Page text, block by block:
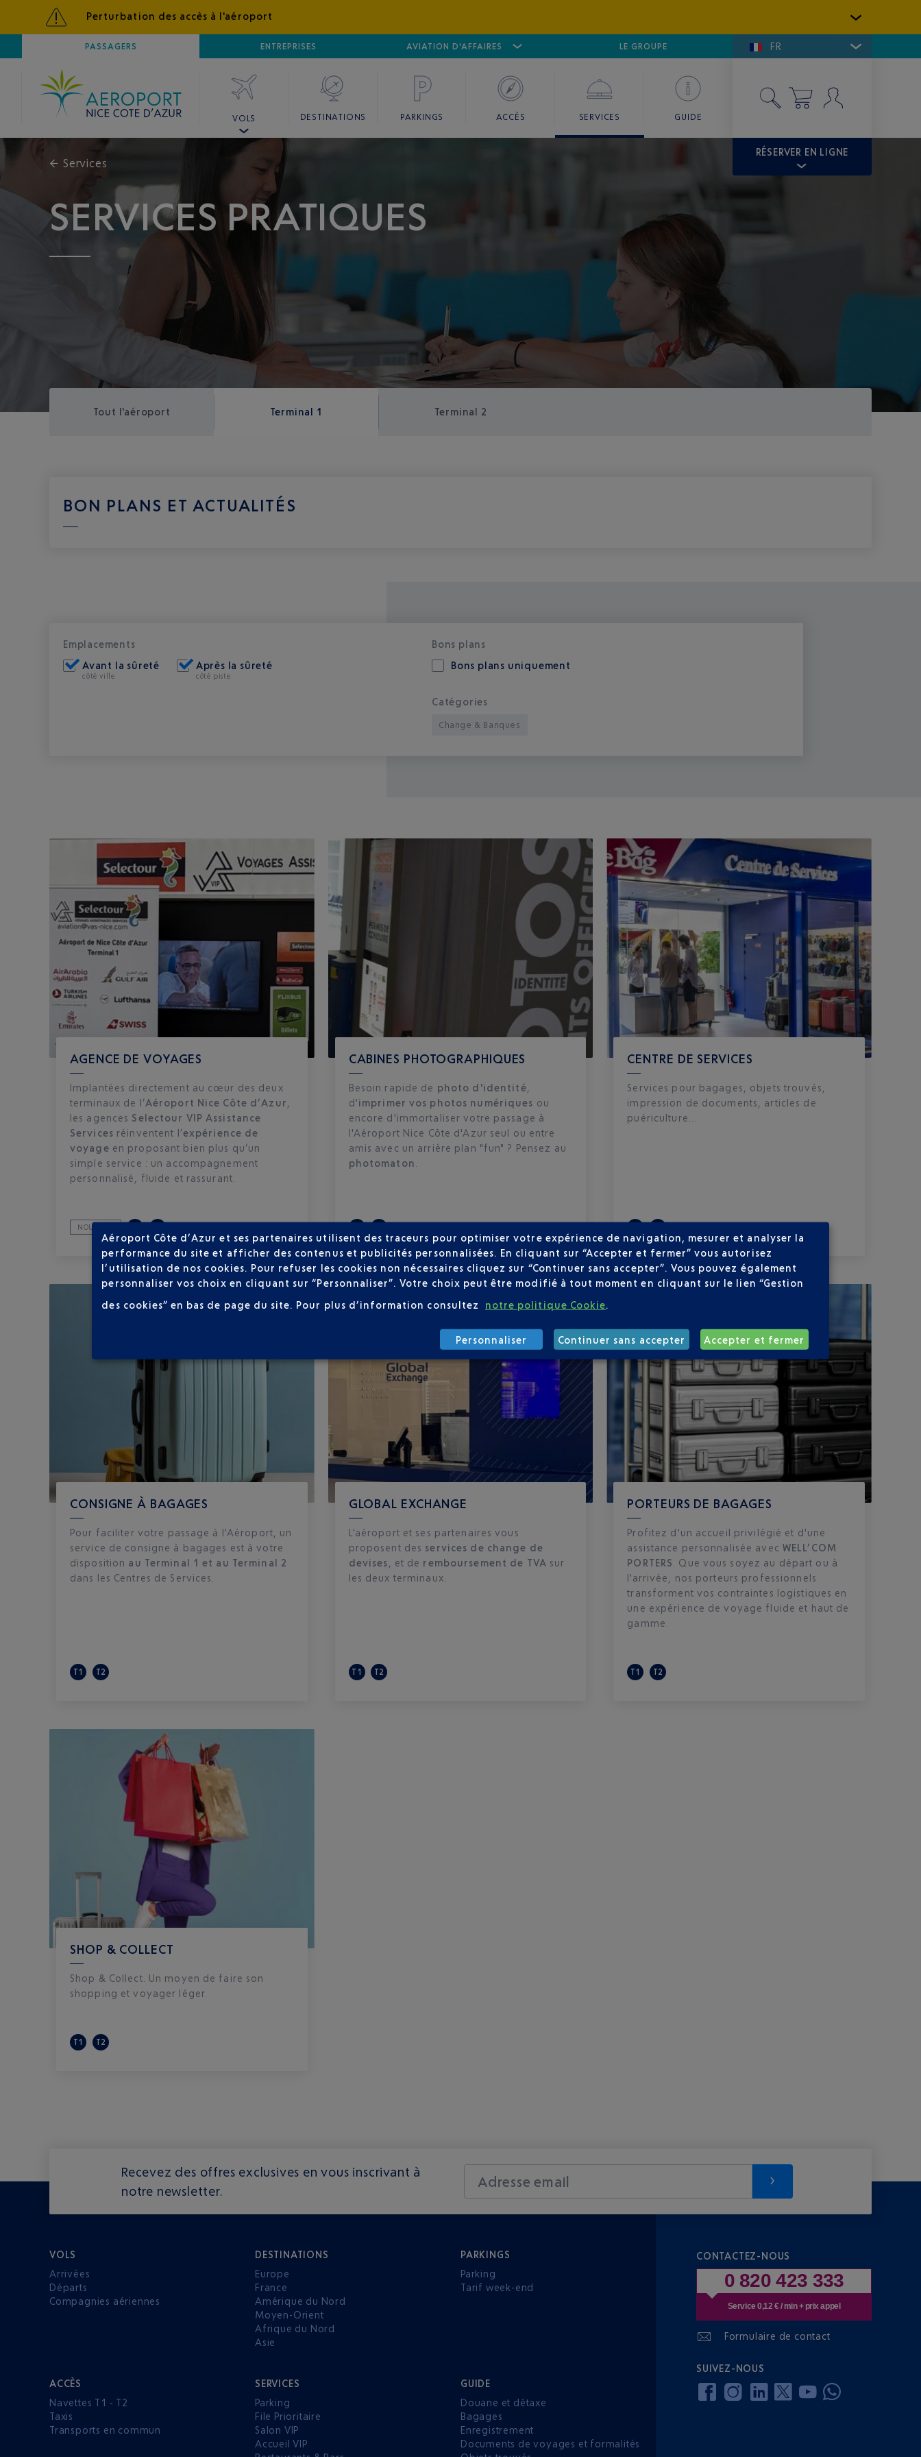
Perturbation des accès à l'aéroport
PASSAGERS ENTREPRISES AVIATION D'AFFAIRES
AÉROPORTNICE CÔTE D'AZUR AÉROPORT CANNES MANDELIEU GOLFE DE SAINT-TROPEZ
LE GROUPE FR
VOLS DESTINATIONS PARKINGS ACCÈS SERVICES GUIDE
RÉSERVER EN LIGNE
← Services
SERVICES PRATIQUES
Tout l'aéroport Terminal 1 Terminal 2
BON PLANS ET ACTUALITÉS
Emplacements
Avant la sûreté
côté ville
Après la sûreté
côté piste
Bons plans
Bons plans uniquement
Catégories
Change & Banques
AGENCE DE VOYAGES
Implantées directement au cœur des deux
terminaux de l’Aéroport Nice Côte d’Azur
les agences Selectour VIP Assistance
Services réinventent l’expérience de
voyage en proposant bien plus qu’un
simple service : un accompagnement
personnalisé, fluide et rassurant.
NOUVEAU
CABINES PHOTOGRAPHIQUES
Besoin rapide de photo d'identité
d'imprimer vos photos numériques ou
encore d'immortaliser votre passage à
l'Aéroport Nice Côte d'Azur seul ou entre
amis avec un arrière plan "fun" ? Pensez au
photomaton
CENTRE DE SERVICES
Services pour bagages, objets trouvés,
impression de documents, articles de
puériculture...
CONSIGNE À BAGAGES
Pour faciliter votre passage à l'Aéroport, un
service de consigne à bagages est à votre
disposition au Terminal 1 et au Terminal 2
dans les Centres de Services.
T1 T2
GLOBAL EXCHANGE
L'aéroport et ses partenaires vous
proposent des services de change de
devises , et de remboursement de TVA sur
les deux terminaux. ​
T1 T2
PORTEURS DE BAGAGES
Profitez d'un accueil privilégié et d'une
assistance personnalisée avec WELL’COM
PORTERS
. Que vous soyez au départ ou à
l'arrivée, nos porteurs professionnels
transforment vos contraintes logistiques en
une expérience de voyage fluide et haut de
gamme.
T1 T2
SHOP & COLLECT
Shop & Collect. Un moyen de faire son
shopping et voyager léger.
T1 T2
Recevez des offres exclusives en vous inscrivant à
notre newsletter.
Adresse email
VOLS
Arrivées
Départs
Compagnies aériennes
DESTINATIONS
Europe
France
Amérique du Nord
Moyen-Orient
Afrique du Nord
Asie
PARKINGS
Parking
Tarif week-end
ACCÈS
Navettes T1 - T2
Taxis
Transports en commun
SERVICES
Parking
File Prioritaire
Salon VIP
Accueil VIP
GUIDE
Douane et détaxe
Bagages
Enregistrement
Documents de voyages et formalités
CONTACTEZ-NOUS
0 820 423 333
Service 0,12 € / min + prix appel
Formulaire de contact
SUIVEZ-NOUS
Aéroport Côte d’Azur et ses partenaires utilisent des traceurs pour optimiser votre expérience de navigation, mesurer et analyser la
performance du site et afficher des contenus et publicités personnalisées. En cliquant sur “Accepter et fermer” vous autorisez
l’utilisation de nos cookies. Pour refuser les cookies non nécessaires cliquez sur “Continuer sans accepter”. Vous pouvez également
personnaliser vos choix en cliquant sur “Personnaliser”. Votre choix peut être modifié à tout moment en cliquant sur le lien “Gestion
des cookies” en bas de page du site. Pour plus d’information consultez notre politique Cookie.
Personnaliser Continuer sans accepter Accepter et fermer